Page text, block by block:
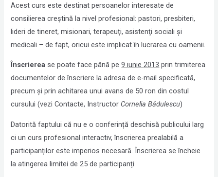
Acest curs este destinat persoanelor interesate de
consilierea creştină la nivel profesional: pastori, presbiteri,
lideri de tineret, misionari, terapeuţi, asistenţi sociali şi
medicali – de fapt, oricui este implicat în lucrarea cu oamenii.
Înscrierea se poate face până pe9 iunie 2013 prin trimiterea
documentelor de înscriere la adresa de e-mail specificată,
precum şi prin achitarea unui avans de 50 ron din costul
cursului (vezi Contacte, Instructor Cornelia Bădulescu)
Datorită faptului că nu e o conferință deschisă publicului larg
ci un curs profesional interactiv, înscrierea prealabilă a
participanților este imperios necesară. Înscrierea se încheie
la atingerea limitei de 25 de participanți.